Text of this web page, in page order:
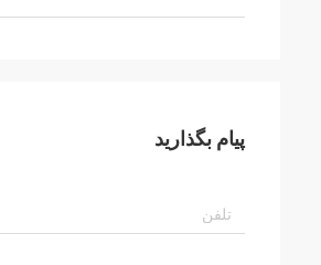
پیام بگذارید